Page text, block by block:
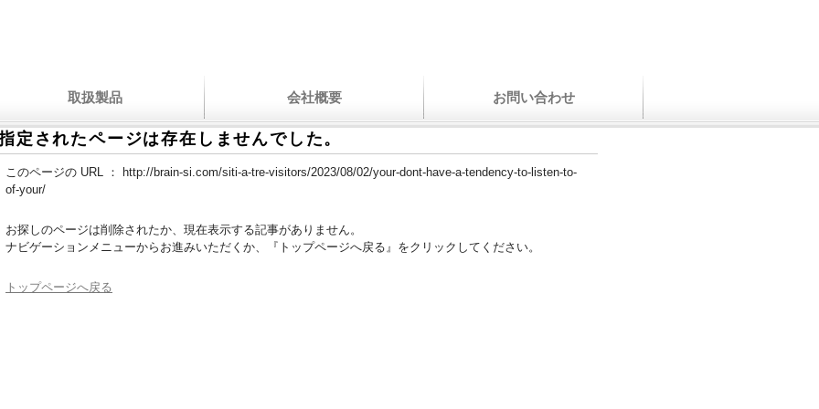
取扱製品 会社概要 お問い合わせ
定されたページは存在しませんでした。
このページの URL ：
http://brain-si.com/siti-a-tre-visitors/2023/08/02/your-dont-have-a-tendency-to-listen-to-
of-your/
お探しのページは削除されたか、現在表示する記事がありません。
ナビゲーションメニューからお進みいただくか、『トップページへ戻る』をクリックしてください。
トップページへ戻る